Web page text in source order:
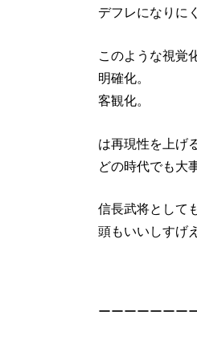
デフレになりに
このような視覚化
明確化。
客観化。
は再現性を上げ
どの時代でも大事
信長武将として
頭もいいしすげ
ーーーーーーー